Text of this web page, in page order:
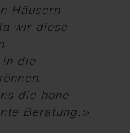
Häusern
wir diese
die
die hohe
Beratung.»